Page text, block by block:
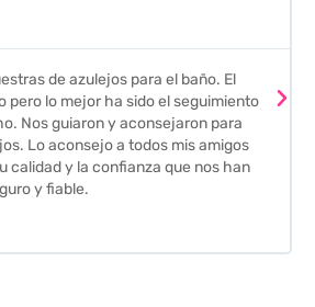
de azulejos para el baño. El
pero lo mejor ha sido el seguimiento
Nos guiaron y aconsejaron para
Lo aconsejo a todos mis amigos
calidad y la confianza que nos han
y fiable.